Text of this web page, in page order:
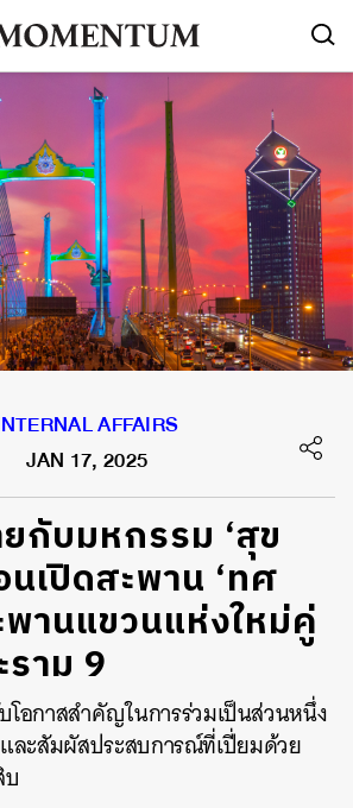
AFFAIRS
JAN 17, 2025
กับมหกรรม ‘สุข
นเปิดสะพาน ‘ทศ
พานแขวนแห่งใหม่คู่
าม 9
อกาสสำคัญในการร่วมเป็นส่วนหนึ่ง
ละสัมผัสประสบการณ์ที่เปี่ยมด้วย